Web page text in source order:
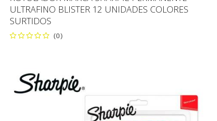
ULTRAFINO BLISTER 12 UNIDADES COLORES
SURTIDOS
(0)